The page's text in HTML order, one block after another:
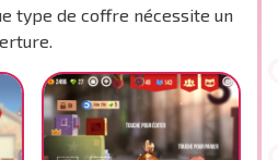
type de coffre nécessite un